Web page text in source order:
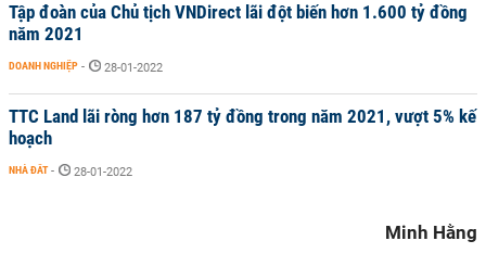
Tập đoàn của Chủ tịch VNDirect lãi đột biến hơn 1.600 tỷ đồng
năm 2021
DOANH NGHIỆP - 28-01-2022
TTC Land lãi ròng hơn 187 tỷ đồng trong năm 2021, vượt 5% kế
hoạch
NHÀ ĐẤT - 28-01-2022
Minh Hằng